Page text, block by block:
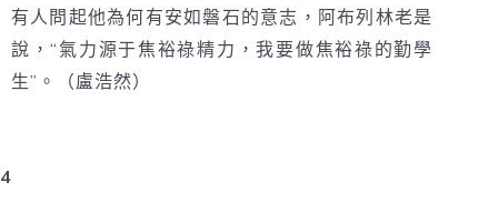
有人問起他為何有安如磐石的意志，阿布列林老是
說，“氣力源于焦裕祿精力，我要做焦裕祿的勤學
生”。（盧浩然）
4